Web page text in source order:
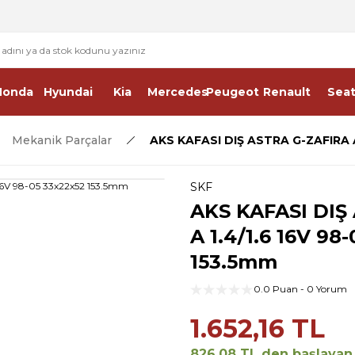
2500 TL ÜSTÜ ÜCRETSİZ KARGO
Hyundai Kia MercedesPeugeot Renault
Mekanik Parçalar AKS KAFASI DIŞ ASTRA G-
SKF
AKS KAFASI
A 1.4/1.6 16V
153.5mm
0.0 Puan - 0 Yorum
1.652,16 TL